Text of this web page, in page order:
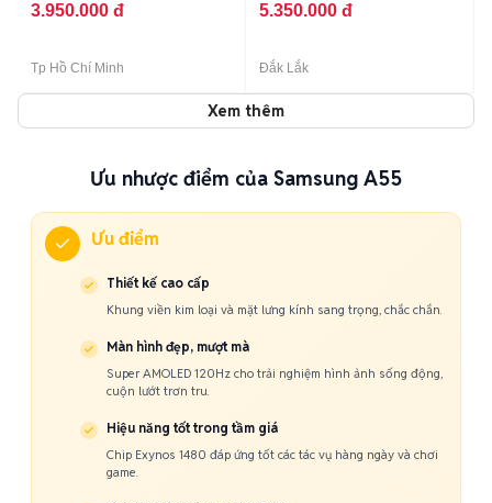
3.950.000 đ
Tp Hồ Chí Minh
5.350.000 đ
Đắk Lắk
Xem thêm
Ưu nhược điểm của Samsung A55
Ưu điểm
Thiết kế cao cấp
Khung viền kim loại và mặt lưng kính sang trọng, chắc chắn.
Màn hình đẹp, mượt mà
Super AMOLED 120Hz cho trải nghiệm hình ảnh sống động,
cuộn lướt trơn tru.
Hiệu năng tốt trong tầm giá
Chip Exynos 1480 đáp ứng tốt các tác vụ hàng ngày và chơi
game.